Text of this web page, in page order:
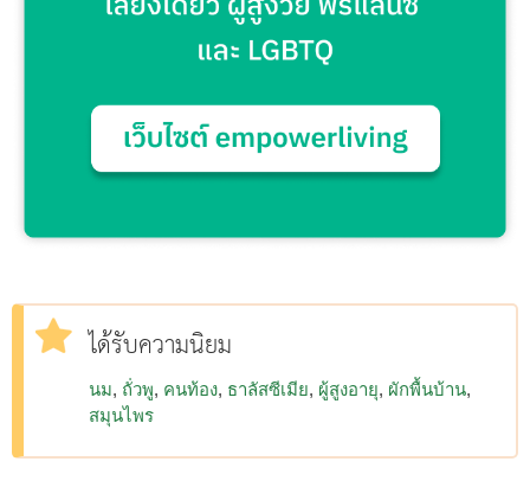
ได้รับความนิยม
นม ถั่วพู คนท้อง ธาลัสซีเมีย ผู้สูงอายุ ผักพื้นบ้าน
สมุนไพร